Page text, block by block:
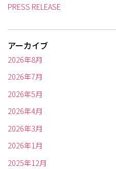
PRESS RELEASE
アーカイブ
2026年8月
2026年7月
2026年5月
2026年4月
2026年3月
2026年1月
2025年12月